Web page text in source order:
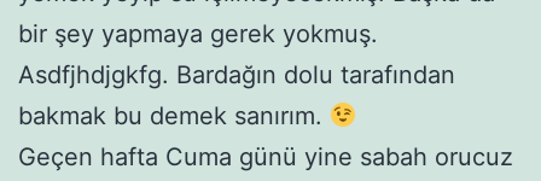
bir şey yapmaya gerek yokmuş.
Asdfjhdjgkfg. Bardağın dolu tarafından
bakmak bu demek sanırım.
Geçen hafta Cuma günü yine sabah orucuz